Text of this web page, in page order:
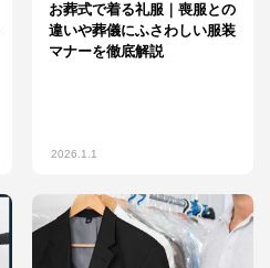
お葬式で着る礼服｜喪服との
違いや葬儀にふさわしい服装
マナーを徹底解説
2026.1.1